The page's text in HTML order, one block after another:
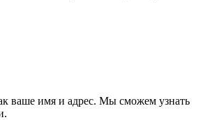
ваше имя и адрес. Мы сможем узнать